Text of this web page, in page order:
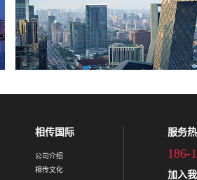
相传国际
公司介绍
相传文化
服务
186-
加入我